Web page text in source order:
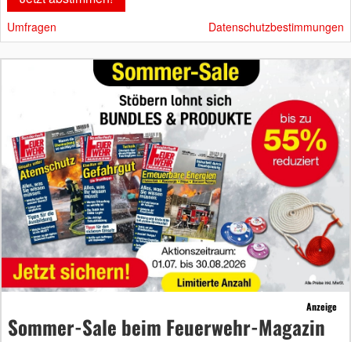
Umfragen Datenschutzbestimmungen
Anzeige
Sommer-Sale beim Feuerwehr-Magazin